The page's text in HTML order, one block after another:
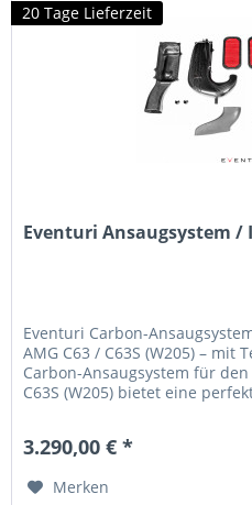
20 Tage Lieferzeit
Eventuri Ansaugsystem /
Eventuri Carbon-
AMG C63 / C63S (W205) – mit
Carbon-Ansaugsystem für
C63S (W205) bietet eine
3.290,00 € *
Merken